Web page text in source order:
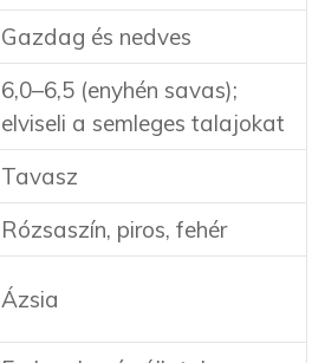
Gazdag és nedves
6,0–6,5 (enyhén savas);
elviseli a semleges talajokat
Tavasz
Rózsaszín, piros, fehér
Ázsia